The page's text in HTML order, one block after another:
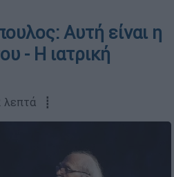
Αυτή είναι η
- Η ιατρική
λεπτά ┋